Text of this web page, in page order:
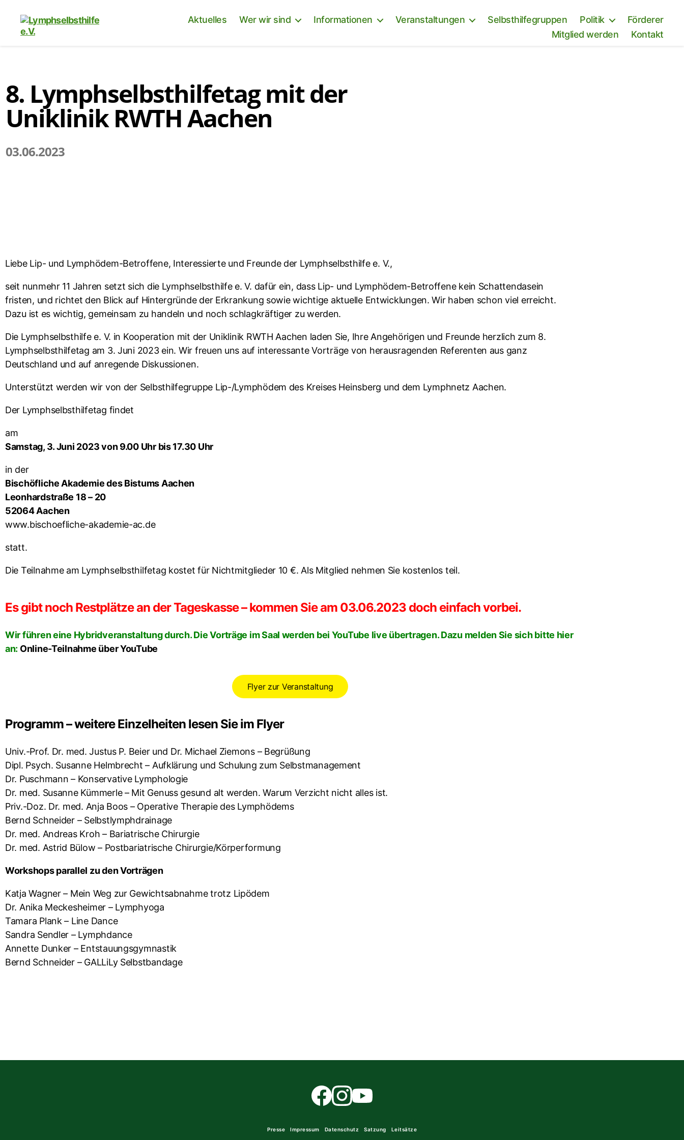
Aktuelles Wer wir sind Informationen Veranstaltungen Selbsthilfegruppen Politik
Förderer
Mitglied werden
Kontakt
8. Lymphselbsthilfetag mit der
Uniklinik RWTH Aachen
03.06.2023
Liebe Lip- und Lymphödem-Betroffene, Interessierte und Freunde der Lymphselbsthilfe e. V.,
seit nunmehr 11 Jahren setzt sich die Lymphselbsthilfe e. V. dafür ein, dass Lip- und Lymphödem-Betroffene kein Schattendasein
fristen, und richtet den Blick auf Hintergründe der Erkrankung sowie wichtige aktuelle Entwicklungen. Wir haben schon viel erreicht.
Dazu ist es wichtig, gemeinsam zu handeln und noch schlagkräftiger zu werden.
Die Lymphselbsthilfe e. V. in Kooperation mit der Uniklinik RWTH Aachen laden Sie, Ihre Angehörigen und Freunde herzlich zum 8.
Lymphselbsthilfetag am 3. Juni 2023 ein. Wir freuen uns auf interessante Vorträge von herausragenden Referenten aus ganz
Deutschland und auf anregende Diskussionen.
Unterstützt werden wir von der Selbsthilfegruppe Lip-/Lymphödem des Kreises Heinsberg und dem Lymphnetz Aachen.
Der Lymphselbsthilfetag findet
am
Samstag, 3. Juni 2023 von 9.00 Uhr bis 17.30 Uhr
in der
Bischöfliche Akademie des Bistums Aachen
Leonhardstraße 18 – 20
52064 Aachen
www.bischoefliche-akademie-ac.de
statt.
Die Teilnahme am Lymphselbsthilfetag kostet für Nichtmitglieder 10 €. Als Mitglied nehmen Sie kostenlos teil.
Es gibt noch Restplätze an der Tageskasse – kommen Sie am 03.06.2023 doch einfach vorbei.
Wir führen eine Hybridveranstaltung durch. Die Vorträge im Saal werden bei YouTube live übertragen. Dazu melden Sie sich bitte hier
an: Online-Teilnahme über YouTube
Flyer zur Veranstaltung
Programm – weitere Einzelheiten lesen Sie im Flyer
Univ.-Prof. Dr. med. Justus P. Beier und Dr. Michael Ziemons – Begrüßung
Dipl. Psych. Susanne Helmbrecht – Aufklärung und Schulung zum Selbstmanagement
Dr. Puschmann – Konservative Lymphologie
Dr. med. Susanne Kümmerle – Mit Genuss gesund alt werden. Warum Verzicht nicht alles ist.
Priv.-Doz. Dr. med. Anja Boos – Operative Therapie des Lymphödems
Bernd Schneider – Selbstlymphdrainage
Dr. med. Andreas Kroh – Bariatrische Chirurgie
Dr. med. Astrid Bülow – Postbariatrische Chirurgie/Körperformung
Workshops parallel zu den Vorträgen
Katja Wagner – Mein Weg zur Gewichtsabnahme trotz Lipödem
Dr. Anika Meckesheimer – Lymphyoga
Tamara Plank – Line Dance
Sandra Sendler – Lymphdance
Annette Dunker – Entstauungsgymnastik
Bernd Schneider – GALLiLy Selbstbandage
Presse Impressum Datenschutz Satzung Leitsätze